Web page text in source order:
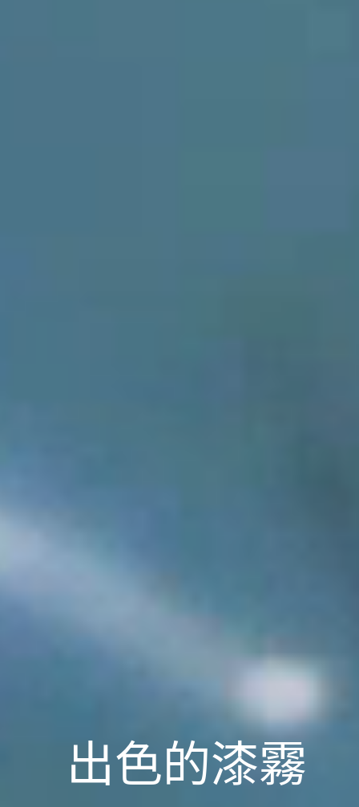
出色的漆霧